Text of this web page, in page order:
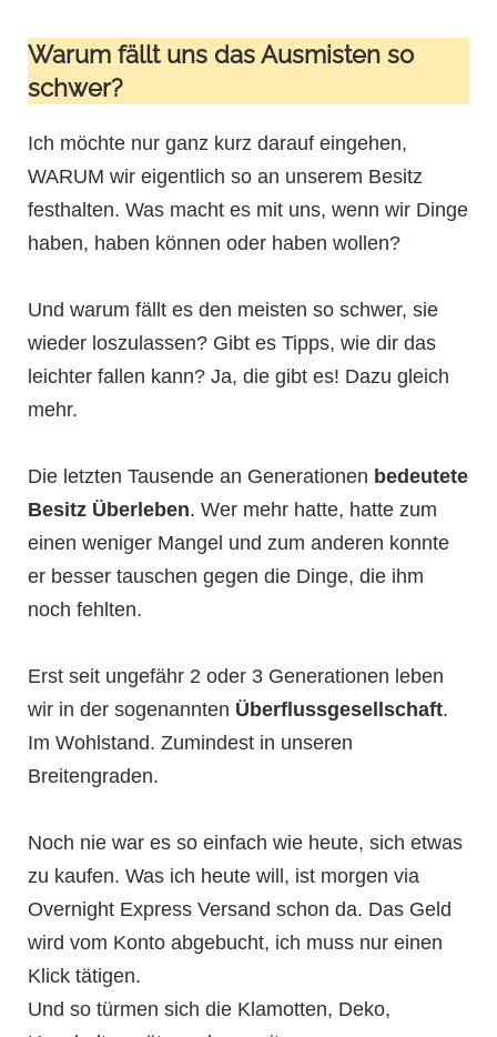
Warum fällt uns das Ausmisten so
schwer?
Ich möchte nur ganz kurz darauf eingehen,
WARUM wir eigentlich so an unserem Besitz
festhalten. Was macht es mit uns, wenn wir Dinge
haben, haben können oder haben wollen?
Und warum fällt es den meisten so schwer, sie
wieder loszulassen? Gibt es Tipps, wie dir das
leichter fallen kann? Ja, die gibt es! Dazu gleich
mehr.
Die letzten Tausende an Generationen bedeutete
Besitz Überleben. Wer mehr hatte, hatte zum
einen weniger Mangel und zum anderen konnte
er besser tauschen gegen die Dinge, die ihm
noch fehlten.
Erst seit ungefähr 2 oder 3 Generationen leben
wir in der sogenannten Überflussgesellschaft.
Im Wohlstand. Zumindest in unseren
Breitengraden.
Noch nie war es so einfach wie heute, sich etwas
zu kaufen. Was ich heute will, ist morgen via
Overnight Express Versand schon da. Das Geld
wird vom Konto abgebucht, ich muss nur einen
Klick tätigen.
Und so türmen sich die Klamotten, Deko,